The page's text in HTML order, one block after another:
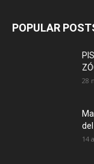
POPULAR
28
14